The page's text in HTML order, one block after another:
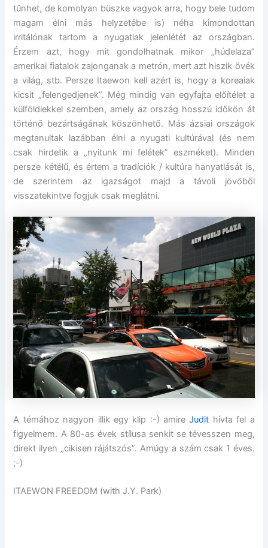
tűnhet, de komolyan büszke vagyok arra, hogy bele tudom
magam élni más helyzetébe is) néha kimondottan
irritálónak tartom a nyugatiak jelenlétét az országban.
Érzem azt, hogy mit gondolhatnak mikor „húdelaza”
amerikai fiatalok zajonganak a metrón, mert azt hiszik övék
a világ, stb. Persze Itaewon kell azért is, hogy a koreaiak
kicsit „felengedjenek”. Még mindig van egyfajta előítélet a
külföldiekkel szemben, amely az ország hosszú időkön át
történő bezártságának köszönhető. Más ázsiai országok
megtanultak lazábban élni a nyugati kultúrával (és nem
csak hirdetik a „nyitunk mi felétek” eszméket). Minden
persze kétélű, és értem a tradíciók / kultúra hanyatlását is,
de szerintem az igazságot majd a távoli jövőből
visszatekintve fogjuk csak meglátni.
A témához nagyon illik egy klip :-) amireJudit hívta fel a
figyelmem. A 80-as évek stílusa senkit se tévesszen meg,
direkt ilyen „cikisen rájátszós”. Amúgy a szám csak 1 éves.
;-)
ITAEWON FREEDOM (with J.Y. Park)